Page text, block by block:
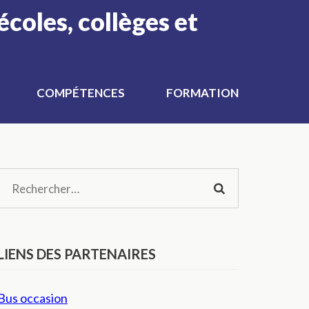
collèges et
COMPÉTENCES FORMATION
DES PARTENAIRES
occasion